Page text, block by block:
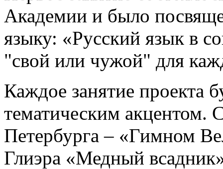
Академии и было
языку: «Русский язык в
"свой или чужой" для
Каждое занятие проекта
тематическим акцентом.
Петербурга – «Гимном
Глиэра «Медный